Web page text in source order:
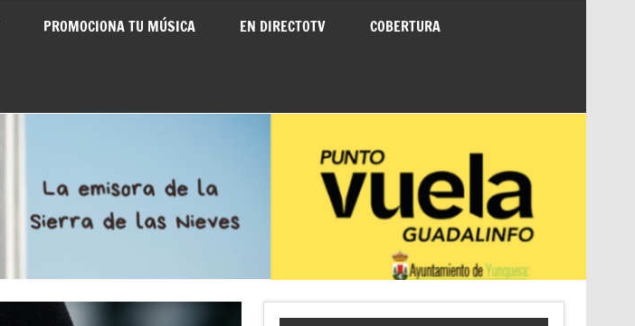
PROMOCIONA TU MÚSICA EN DIRECTOTV COBERTURA